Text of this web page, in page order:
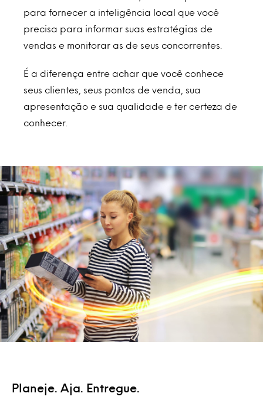
para fornecer a inteligência local que você
precisa para informar suas estratégias de
vendas e monitorar as de seus concorrentes.
É a diferença entre achar que você conhece
seus clientes, seus pontos de venda, sua
apresentação e sua qualidade e ter certeza de
conhecer.
Planeje. Aja. Entregue.